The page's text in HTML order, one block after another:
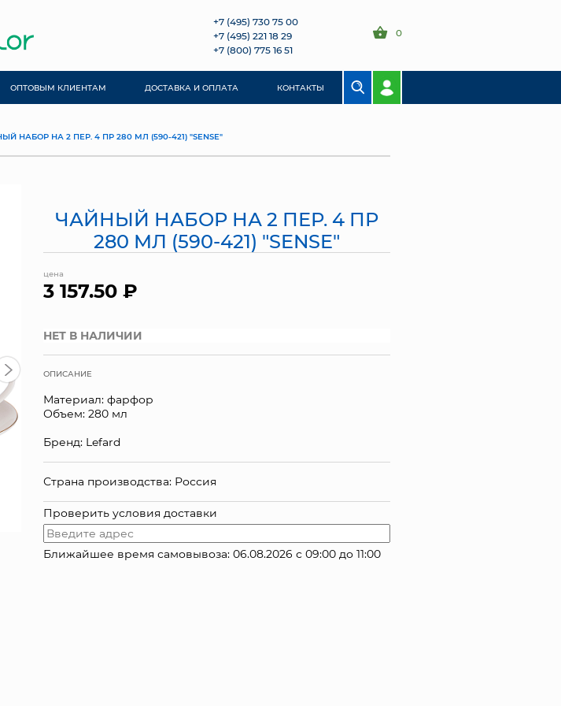
+7 (495) 730 75 00
+7 (495) 221 18 29
+7 (800) 775 16 51
0
ОПТОВЫМ КЛИЕНТАМ ДОСТАВКА И ОПЛАТА КОНТАКТЫ
НАБОР НА 2 ПЕР. 4 ПР 280 МЛ (590-421) "SENSE"
ЧАЙНЫЙ НАБОР НА 2 ПЕР. 4 ПР
280 МЛ (590-421) "SENSE"
цена
3 157.50 ₽
НЕТ В НАЛИЧИИ
ОПИСАНИЕ
Материал: фарфор
Объем: 280 мл
Бренд: Lefard
Страна производства: Россия
Проверить условия доставки
Ближайшее время самовывоза: 06.08.2026 с 09:00 до 11:00